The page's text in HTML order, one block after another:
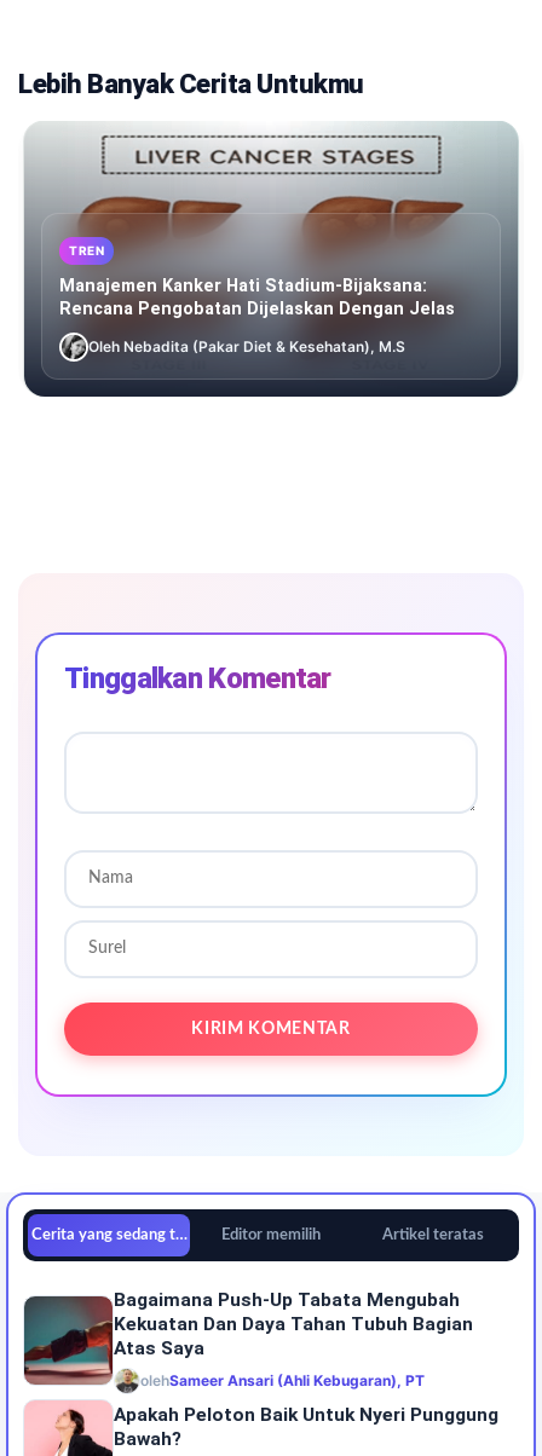
Lebih Banyak Cerita Untukmu
TREN
Manajemen Kanker Hati Stadium-Bijaksana:
Rencana Pengobatan Dijelaskan Dengan Jelas
Oleh Nebadita (Pakar Diet & Kesehatan), M.S
Tinggalkan Komentar
Cerita yang sedang tren Editor memilih Artikel teratas
Bagaimana Push-Up Tabata Mengubah
Kekuatan Dan Daya Tahan Tubuh Bagian
Atas Saya
olehSameer Ansari (Ahli Kebugaran), PT
Apakah Peloton Baik Untuk Nyeri Punggung
Bawah?